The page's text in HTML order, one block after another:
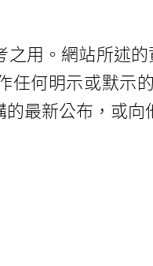
之用。網站所述
任何明示或默示
最新公布，或向